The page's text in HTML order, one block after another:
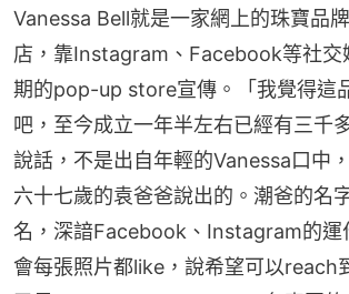
Vanessa Bell就是一家網上的珠寶品
店，靠Instagram、Facebook等社交
期的pop-up store宣傳。「我覺得這
吧，至今成立一年半左右已經有三千
說話，不是出自年輕的Vanessa口中
六十七歲的袁爸爸說出的。潮爸的名
名，深諳Facebook、Instagram的運
會每張照片都like，說希望可以reach